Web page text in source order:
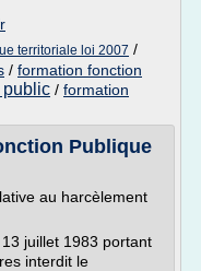
territoriale loi 2007 /
/ formation fonction
public / formation
Publique
au harcèlement
juillet 1983 portant
interdit le